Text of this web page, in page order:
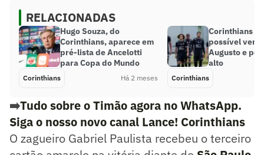
RELACIONADAS
Hugo Souza, do
Corinthians, aparece em
pré-lista de Ancelotti
para Copa do Mundo
Corinthians Há 2 meses
Corinthians
possível
Augusto e
alto
Corinthians
➡️Tudo sobre o Timão agora no WhatsApp.
Siga o nosso novo canal Lance! Corinthians
O zagueiro Gabriel Paulista recebeu o terceiro